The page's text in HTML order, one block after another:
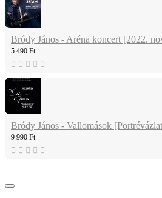
Bródy János - Aréna koncert [2022.
5 490 Ft
Bródy János - Vallomások
9 990 Ft